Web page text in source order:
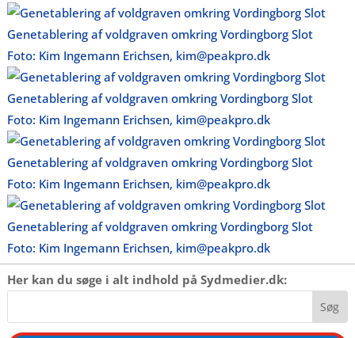
Genetablering af voldgraven omkring Vordingborg Slot
Foto: Kim Ingemann Erichsen, kim@peakpro.dk
Genetablering af voldgraven omkring Vordingborg Slot
Foto: Kim Ingemann Erichsen, kim@peakpro.dk
Genetablering af voldgraven omkring Vordingborg Slot
Foto: Kim Ingemann Erichsen, kim@peakpro.dk
Genetablering af voldgraven omkring Vordingborg Slot
Foto: Kim Ingemann Erichsen, kim@peakpro.dk
Her kan du søge i alt indhold på Sydmedier.dk: